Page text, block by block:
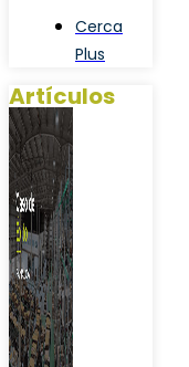
Cerca
Plus
Artículos